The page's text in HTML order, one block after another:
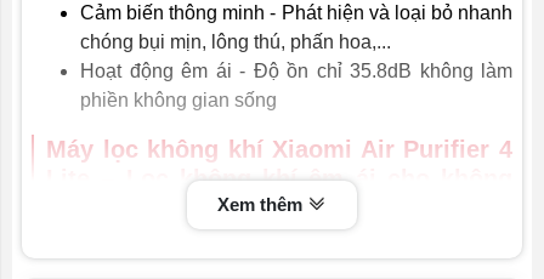
Cảm biến thông minh - Phát hiện và loại bỏ nhanh
chóng bụi mịn, lông thú, phấn hoa,...
Hoạt động êm ái - Độ ồn chỉ 35.8dB không làm
phiền không gian sống
Máy lọc không khí Xiaomi Air Purifier 4
Lite – Lọc không khí êm ái cho không
gian sống trong lành
Xem thêm